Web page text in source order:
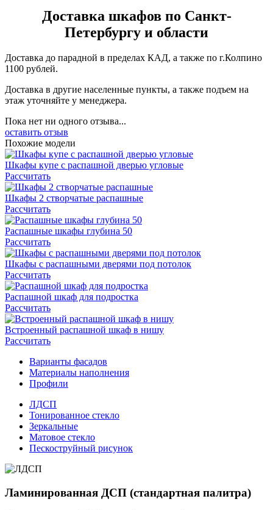
Доставка шкафов по Санкт-
Петербургу и области
Доставка до парадной в пределах КАД, а также по г.Колпино
1100 рублей.
Доставка в другие населенные пункты, а также подъем на
этаж уточняйте у менеджера.
Пока нет ни одного отзыва...
оставить отзыв
Похожие модели
Шкафы купе с распашной дверью угловые
Рассчитать
Шкафы 2 створчатые распашные
Рассчитать
Распашные шкафы глубина 50
Рассчитать
Шкафы с распашными дверями под потолок
Рассчитать
Распашной шкаф для подростка
Рассчитать
Встроенный распашной шкаф в нишу
Рассчитать
Варианты фасадов
Материалы наполнения
Профили
ЛДСП
Тонированное стекло
Зеркальные
Матовое стекло
Пескоструйный рисунок
Ламинированная ДСП (стандартная палитра)